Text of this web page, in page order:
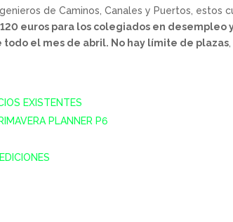
de Caminos, Canales y Puertos, estos
euros para los colegiados en desempleo
el mes de abril. No hay límite de plazas
EXISTENTES
PLANNER P6